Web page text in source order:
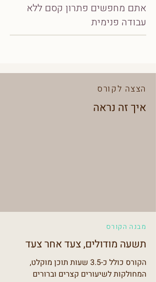
אתם מחפשים פתרון קסם ללא
עבודה פנימית
הצצה לקורס
איך זה נראה
מבנה הקורס
תשעה מודולים, צעד אחר צעד
הקורס כולל כ-3.5 שעות תוכן מוקלט,
המחולקות לשיעורים קצרים וברורים